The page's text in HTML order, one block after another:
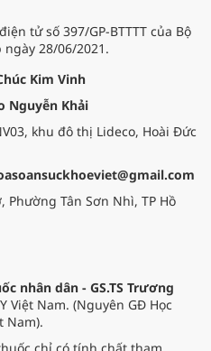
tử số 397/GP-BTTTT của Bộ
28/06/2021.
Kim Vinh
Nguyễn Khải
khu đô thị Lideco, Hoài Đức
Phường Tân Sơn Nhì, TP Hồ
nhân dân - GS.TS Trương
Việt Nam. (Nguyên GĐ Học
Nam).